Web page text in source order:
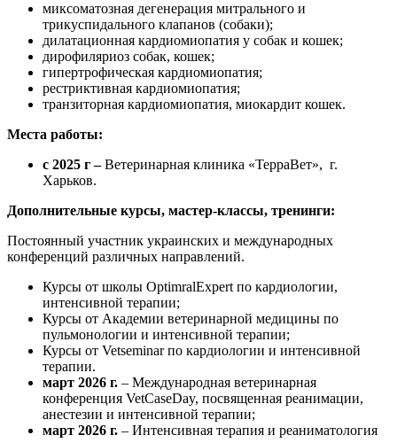
миксоматозная дегенерация митрального и
трикуспидального клапанов (собаки);
дилатационная кардиомиопатия у собак и кошек;
дирофиляриоз собак, кошек;
гипертрофическая кардиомиопатия;
рестриктивная кардиомиопатия;
транзиторная кардиомиопатия, миокардит кошек.
Места работы:
с 2025 г –Ветеринарная клиника «ТерраВет», г.
Харьков.
Дополнительные курсы, мастер-классы, тренинги:
Постоянный участник украинских и международных
конференций различных направлений.
Курсы от школы OptimralExpert по кардиологии,
интенсивной терапии;
Курсы от Академии ветеринарной медицины по
пульмонологии и интенсивной терапии;
Курсы от Vetseminar по кардиологии и интенсивной
терапии.
март 2026 г. – Международная ветеринарная
конференция VetCaseDay, посвященная реанимации,
анестезии и интенсивной терапии;
март 2026 г. – Интенсивная терапия и реаниматология